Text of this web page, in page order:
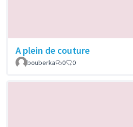
A plein de couture
bouberka
0 0